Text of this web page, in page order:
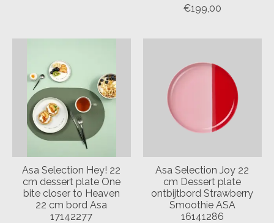
€199,00
Asa Selection Hey! 22
cm dessert plate One
bite closer to Heaven
22 cm bord Asa
17142277
Asa Selection Joy 22
cm Dessert plate
ontbijtbord Strawberry
Smoothie ASA
16141286